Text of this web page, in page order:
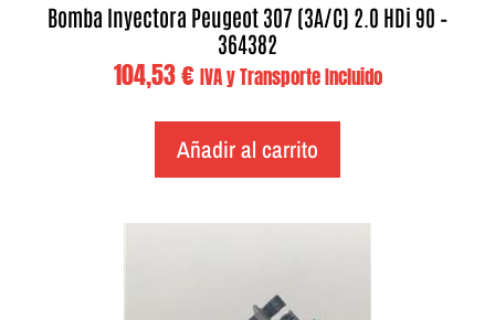
Bomba Inyectora Peugeot 307 (3A/C) 2.0 HDi 90 –
364382
104,53€ IVA y Transporte Incluido
Añadir al carrito